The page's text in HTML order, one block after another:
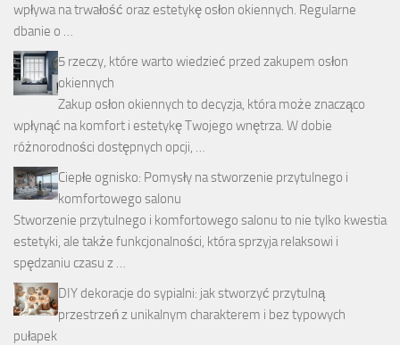
wpływa na trwałość oraz estetykę osłon okiennych. Regularne
dbanie o …
5 rzeczy, które warto wiedzieć przed zakupem osłon
okiennych
Zakup osłon okiennych to decyzja, która może znacząco
wpłynąć na komfort i estetykę Twojego wnętrza. W dobie
różnorodności dostępnych opcji, …
Ciepłe ognisko: Pomysły na stworzenie przytulnego i
komfortowego salonu
Stworzenie przytulnego i komfortowego salonu to nie tylko kwestia
estetyki, ale także funkcjonalności, która sprzyja relaksowi i
spędzaniu czasu z …
DIY dekoracje do sypialni: jak stworzyć przytulną
przestrzeń z unikalnym charakterem i bez typowych
pułapek